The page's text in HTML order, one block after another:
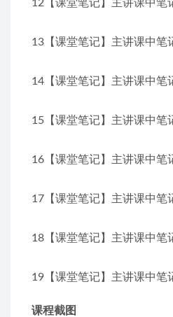
12【课堂笔记】主讲课中笔
13【课堂笔记】主讲课中笔
14【课堂笔记】主讲课中笔
15【课堂笔记】主讲课中笔
16【课堂笔记】主讲课中笔
17【课堂笔记】主讲课中笔
18【课堂笔记】主讲课中笔
19【课堂笔记】主讲课中笔
课程截图